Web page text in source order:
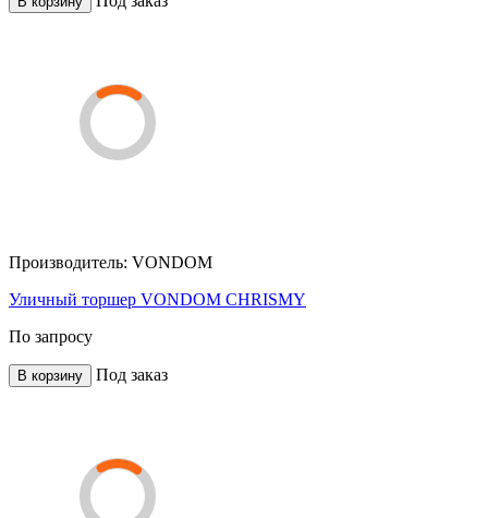
Производитель: VONDOM
Уличный торшер VONDOM CHRISMY
По запросу
В корзину Под заказ